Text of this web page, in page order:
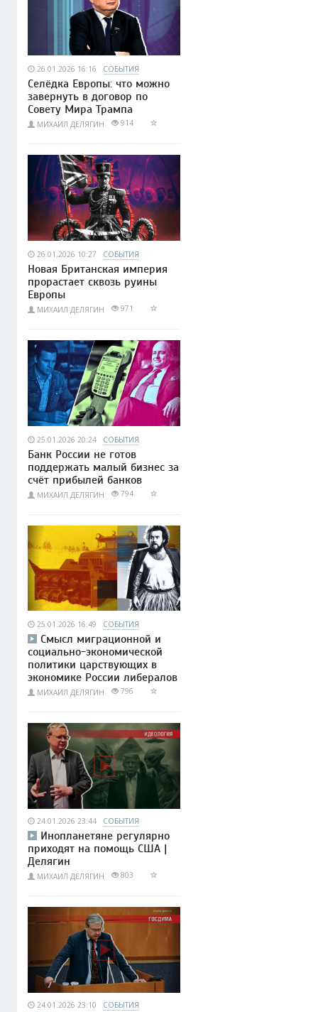
26.01.2026 16:16 СОБЫТИЯ
Селёдка Европы: что можно
завернуть в договор по
Совету Мира Трампа
МИХАИЛ ДЕЛЯГИН 914
26.01.2026 10:27 СОБЫТИЯ
Новая Британская империя
прорастает сквозь руины
Европы
МИХАИЛ ДЕЛЯГИН 971
25.01.2026 20:24 СОБЫТИЯ
Банк России не готов
поддержать малый бизнес за
счёт прибылей банков
МИХАИЛ ДЕЛЯГИН 794
25.01.2026 16:49 СОБЫТИЯ
Смысл миграционной и
социально-экономической
политики царствующих в
экономике России либералов
МИХАИЛ ДЕЛЯГИН 796
24.01.2026 23:44 СОБЫТИЯ
Инопланетяне регулярно
приходят на помощь США |
Делягин
МИХАИЛ ДЕЛЯГИН 803
24.01.2026 23:10 СОБЫТИЯ